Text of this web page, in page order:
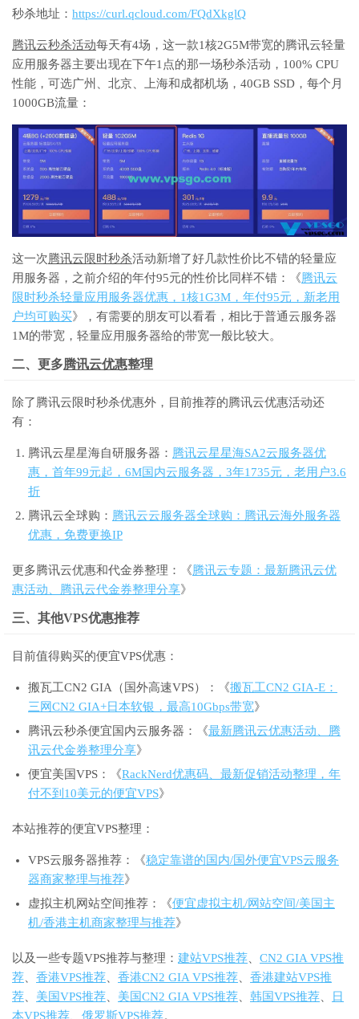
秒杀地址： https://curl.qcloud.com/FQdXkglQ
腾讯云秒杀活动每天有4场，这一款1核2G5M带宽的腾讯云轻量
应用服务器主要出现在下午1点的那一场秒杀活动，100% CPU
性能，可选广州、北京、上海和成都机场，40GB SSD，每个月
1000GB流量：
这一次腾讯云限时秒杀活动新增了好几款性价比不错的轻量应
用服务器，之前介绍的年付95元的性价比同样不错：《腾讯云
限时秒杀轻量应用服务器优惠，1核1G3M，年付95元，新老用
户均可购买》，有需要的朋友可以看看，相比于普通云服务器
1M的带宽，轻量应用服务器给的带宽一般比较大。
二、更多腾讯云优惠整理
除了腾讯云限时秒杀优惠外，目前推荐的腾讯云优惠活动还
有：
腾讯云星星海自研服务器： 腾讯云星星海SA2云服务器优
惠，首年99元起，6M国内云服务器，3年1735元，老用户3.6
折
腾讯云全球购： 腾讯云云服务器全球购：腾讯云海外服务器
优惠，免费更换IP
更多腾讯云优惠和代金券整理：《腾讯云专题：最新腾讯云优
惠活动、腾讯云代金券整理分享》
三、其他VPS优惠推荐
目前值得购买的便宜VPS优惠：
搬瓦工CN2 GIA（国外高速VPS）：《搬瓦工CN2 GIA-E：
三网CN2 GIA+日本软银，最高10Gbps带宽》
腾讯云秒杀便宜国内云服务器：《最新腾讯云优惠活动、腾
讯云代金券整理分享》
便宜美国VPS：《RackNerd优惠码、最新促销活动整理，年
付不到10美元的便宜VPS》
本站推荐的便宜VPS整理：
VPS云服务器推荐：《稳定靠谱的国内/国外便宜VPS云服务
器商家整理与推荐》
虚拟主机网站空间推荐：《便宜虚拟主机/网站空间/美国主
机/香港主机商家整理与推荐》
以及一些专题VPS推荐与整理： 建站VPS推荐、 CN2 GIA VPS推
荐、 香港VPS推荐、 香港CN2 GIA VPS推荐、 香港建站VPS推
荐、 美国VPS推荐、 美国CN2 GIA VPS推荐、 韩国VPS推荐、
日
本VPS推荐、 俄罗斯VPS推荐。